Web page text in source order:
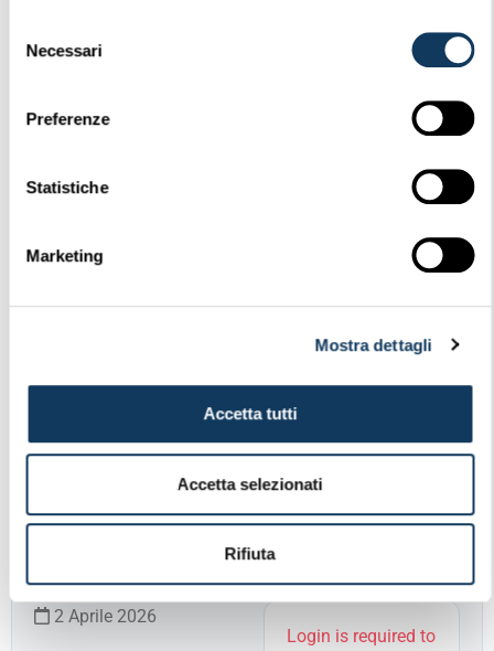
delNecessari
Preferenze
Statistiche
Marketing
Mostra dettagli
Accetta tutti
Accetta selezionati
Rifiuta
CORRISPONDENTI 03.2026
SPESE DI REGISTRAZIONE
GIUDIZIARIE FATTURE_
CIRCOLARE
CORRISPONDENTI 02.2026
COB Academy Basic 2026
2 Downloads
2 Aprile 2026
Login is required to